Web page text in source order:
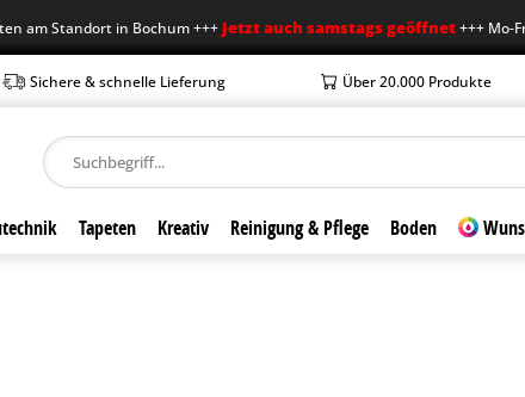
in Bochum +++Jetzt auch samstags geöffnet+++ Mo-Fr 7-18
Sichere & schnelle Lieferung Über 20.000 Produkte
Tapeten Kreativ Reinigung & Pflege Boden